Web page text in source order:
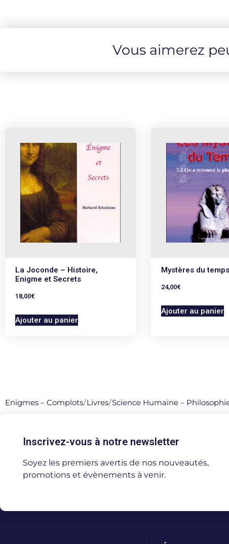
Vous aimerez
La Joconde – Histoire,
Enigme et Secrets
18,00€
Ajouter au panier
Mystères du
24,00€
Ajouter au panier
Enigmes – Complots/Livres/Science Humaine –
Inscrivez-vous à notre newsletter
Soyez les premiers avertis de nos nouveautés,
promotions et évènements à venir.